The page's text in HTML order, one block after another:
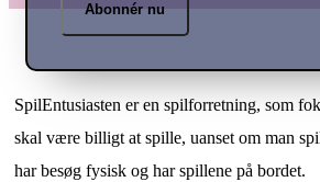
Abonnér nu
SpilEntusiasten er en spilforretning, som
skal være billigt at spille, uanset om man
har besøg fysisk og har spillene på bordet.